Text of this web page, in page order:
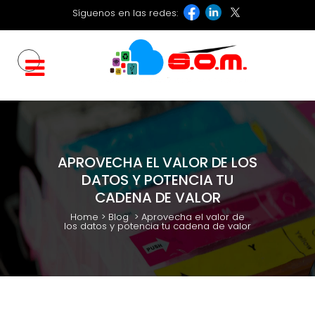
Síguenos en las redes:
APROVECHA EL VALOR DE LOS
DATOS Y POTENCIA TU
CADENA DE VALOR
Home > Blog > Aprovecha el valor de
los datos y potencia tu cadena de valor